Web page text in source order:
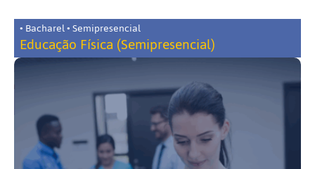
• Bacharel • Semipresencial
Educação Física (Semipresencial)